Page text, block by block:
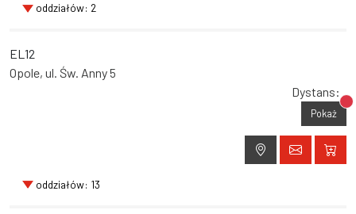
oddziałów: 2
EL12
Opole, ul. Św. Anny 5
Dystans:
Pokaż
oddziałów: 13